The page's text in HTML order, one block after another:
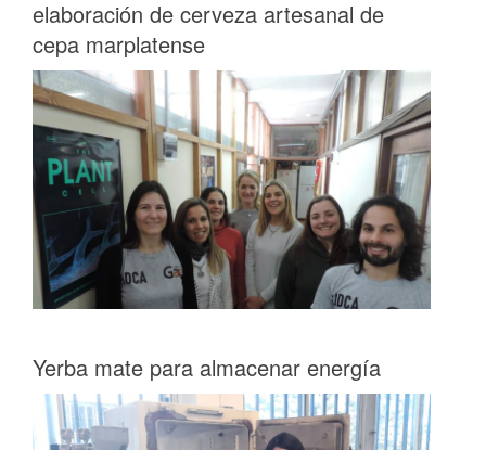
elaboración de cerveza artesanal de
cepa marplatense
Yerba mate para almacenar energía